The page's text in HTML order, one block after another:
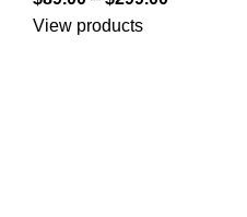
View products